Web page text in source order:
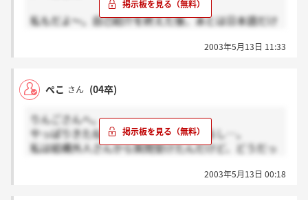
イナス思考。りんごさんと一緒にパスできますよう
に…。あ、噂によると、最終も総支配人とだれかと英
私もだよ～。自己紹介を終えた後、あとは日本語だけ
日本語攻めだったよ。
この前は5日後だったよね。だから今回は来週までく
2003年5月13日 11:33
ぺこ さん (04卒)
りんごさんへ。
やっぱりきたね、英語。そして外人いるし…。
私は結構外人さんから質問受けたんだけど、どうだっ
に話すのは難しいね。（急、って私がまえもって考え
2003年5月13日 00:18